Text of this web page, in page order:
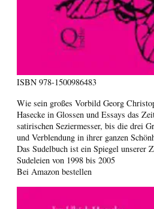
ISBN 978-1500986483
Wie sein großes Vorbild Georg
Hasecke in Glossen und Essays das
satirischen Seziermesser, bis die drei
und Verblendung in ihrer ganzen
Das Sudelbuch ist ein Spiegel unserer
Sudeleien von 1998 bis 2005
Bei Amazon bestellen